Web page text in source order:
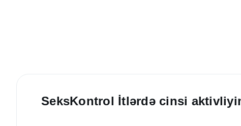
SeksKontrol İtlərdə cinsi